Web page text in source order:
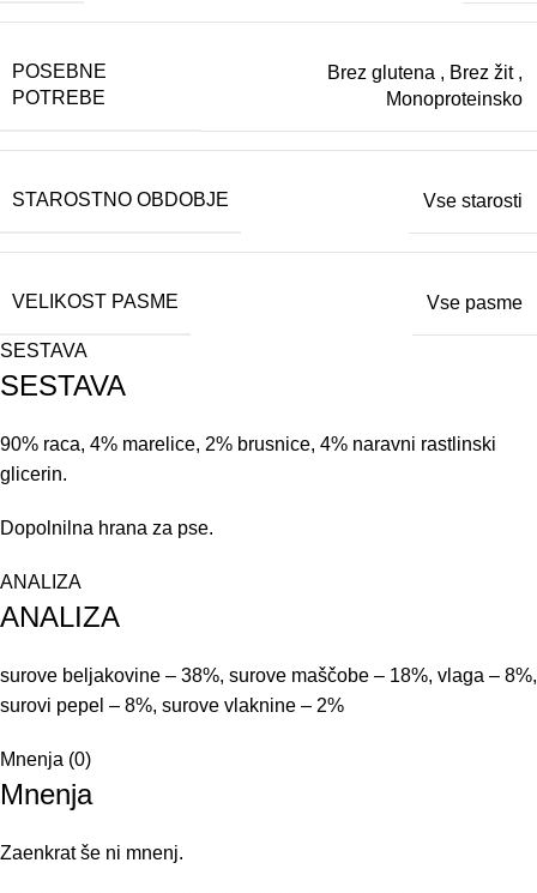
POSEBNE
POTREBE
Brez glutena , Brez žit ,
Monoproteinsko
STAROSTNO OBDOBJE Vse starosti
VELIKOST PASME Vse pasme
SESTAVA
SESTAVA
90% raca, 4% marelice, 2% brusnice, 4% naravni rastlinski
glicerin.
Dopolnilna hrana za pse.
ANALIZA
ANALIZA
surove beljakovine – 38%, surove maščobe – 18%, vlaga – 8%,
surovi pepel – 8%, surove vlaknine – 2%
Mnenja (0)
Mnenja
Zaenkrat še ni mnenj.